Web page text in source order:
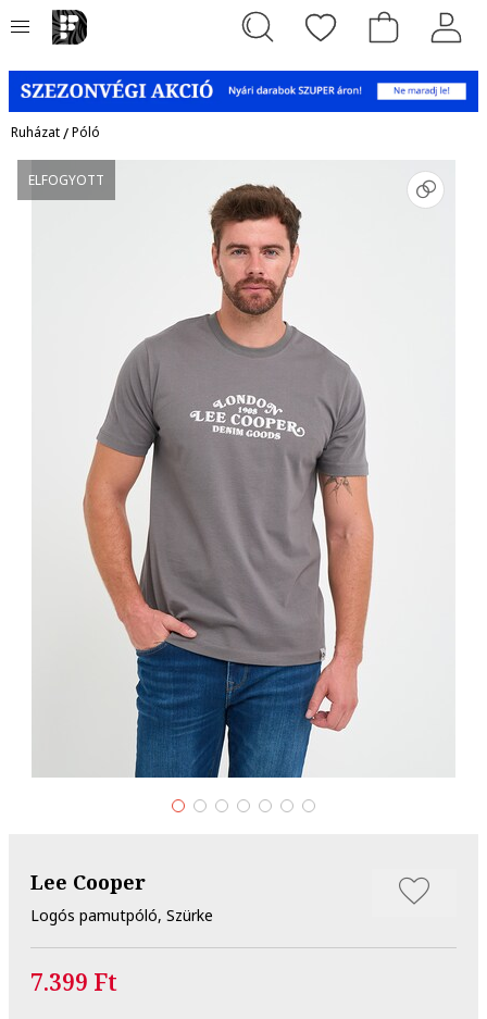
Ruházat/Póló
ELFOGYOTT
Lee Cooper
Logós pamutpóló, Szürke
7.399 Ft